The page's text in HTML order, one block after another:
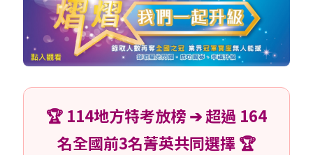
🏆 114地方特考放榜 ➔ 超過 164
名全國前3名菁英共同選擇 🏆